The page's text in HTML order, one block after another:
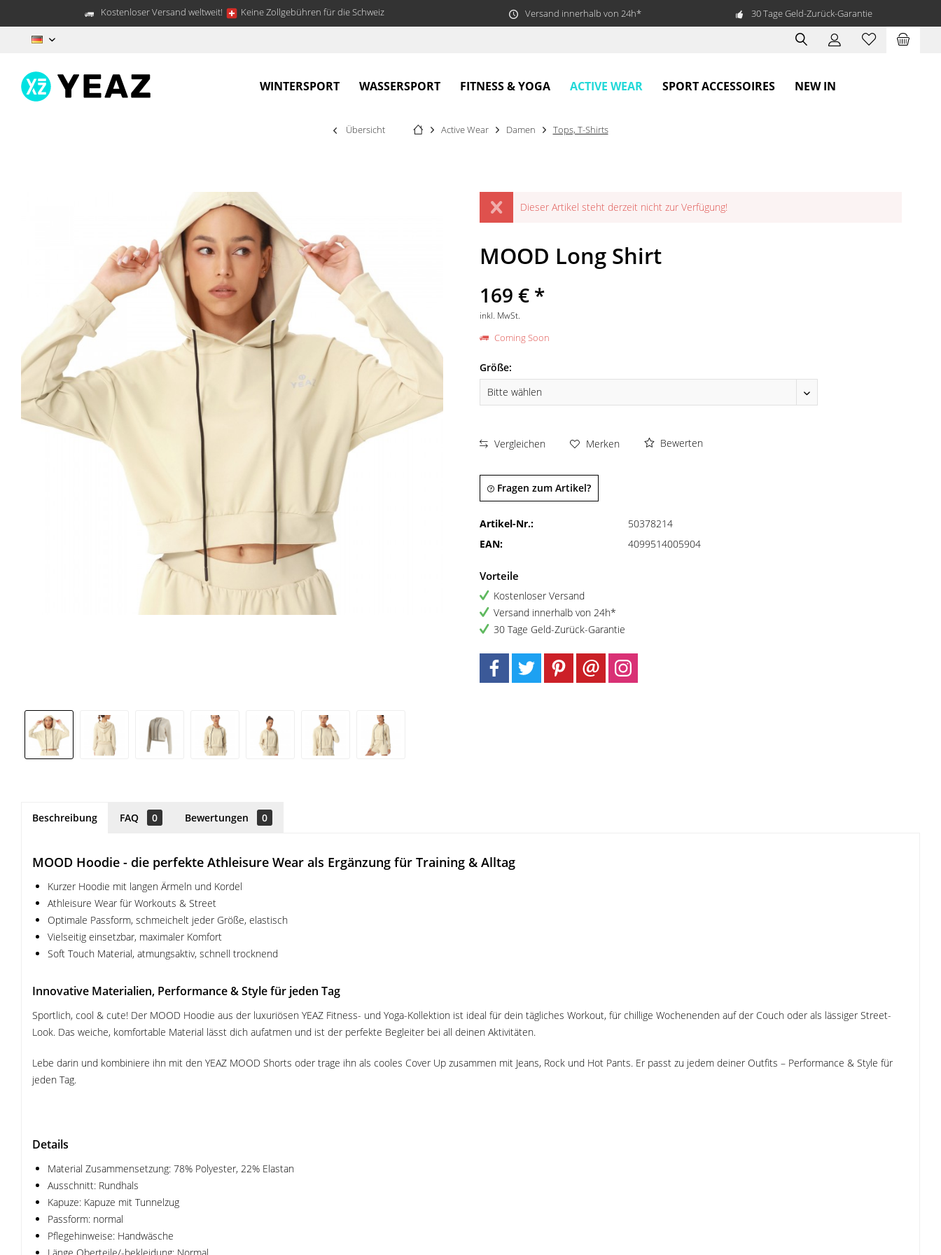
Kostenloser Versand weltweit! Keine Zollgebühren für die Schweiz Versand innerhalb von 24h* 30 Tage Geld-Zurück-Garantie
WINTERSPORT WASSERSPORT FITNESS & YOGA ACTIVE WEAR SPORT ACCESSOIRES NEW IN
Übersicht Active Wear Damen Tops, T-Shirts
Dieser Artikel steht derzeit nicht zur Verfügung!
MOOD Long Shirt
169 € *
inkl. MwSt.
Coming Soon
Größe:
Vergleichen Merken Bewerten
Fragen zum Artikel?
Artikel-Nr.:
50378214
EAN:
4099514005904
Vorteile
Kostenloser Versand
Versand innerhalb von 24h*
30 Tage Geld-Zurück-Garantie
Beschreibung FAQ 0 Bewertungen 0
MOOD Hoodie - die perfekte Athleisure Wear als Ergänzung für Training & Alltag
Kurzer Hoodie mit langen Ärmeln und Kordel
Athleisure Wear für Workouts & Street
Optimale Passform, schmeichelt jeder Größe, elastisch
Vielseitig einsetzbar, maximaler Komfort
Soft Touch Material, atmungsaktiv, schnell trocknend
Innovative Materialien, Performance & Style für jeden Tag
Sportlich, cool & cute! Der MOOD Hoodie aus der luxuriösen YEAZ Fitness- und Yoga-Kollektion ist ideal für dein tägliches Workout, für chillige Wochenenden auf der Couch oder als lässiger Street-
Look. Das weiche, komfortable Material lässt dich aufatmen und ist der perfekte Begleiter bei all deinen Aktivitäten.
Lebe darin und kombiniere ihn mit den YEAZ MOOD Shorts oder trage ihn als cooles Cover Up zusammen mit Jeans, Rock und Hot Pants. Er passt zu jedem deiner Outfits – Performance & Style für
jeden Tag.
Details
Material Zusammensetzung: 78% Polyester, 22% Elastan
Ausschnitt: Rundhals
Kapuze: Kapuze mit Tunnelzug
Passform: normal
Pflegehinweise: Handwäsche